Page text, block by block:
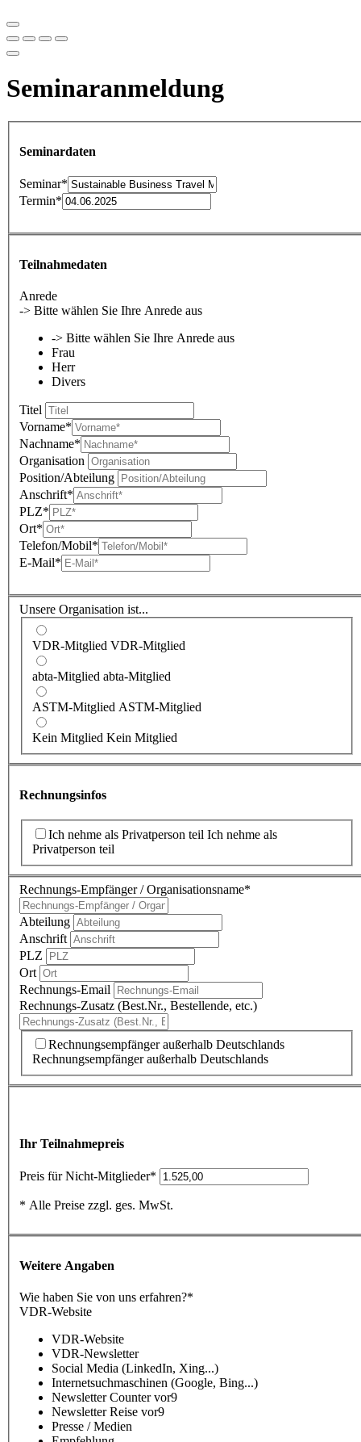
Seminaranmeldung
Seminardaten
Seminar*
Termin*
Teilnahmedaten
Anrede
-> Bitte wählen Sie Ihre Anrede aus
-> Bitte wählen Sie Ihre Anrede aus
Frau
Herr
Divers
Titel
Vorname*
Nachname*
Organisation
Position/Abteilung
Anschrift*
PLZ*
Ort*
Telefon/Mobil*
E-Mail*
Unsere Organisation ist...
VDR-Mitglied VDR-Mitglied
abta-Mitglied abta-Mitglied
ASTM-Mitglied ASTM-Mitglied
Kein Mitglied Kein Mitglied
Rechnungsinfos
Ich nehme als Privatperson teil
Privatperson teil
Rechnungs-Empfänger / Organisationsname*
Abteilung
Anschrift
PLZ
Ort
Rechnungs-Email
Rechnungs-Zusatz (Best.Nr., Bestellende, etc.)
Rechnungsempfänger außerhalb Deutschlands
Rechnungsempfänger außerhalb Deutschlands
Ihr Teilnahmepreis
Preis für Nicht-Mitglieder*
* Alle Preise zzgl. ges. MwSt.
Weitere Angaben
Wie haben Sie von uns erfahren?*
VDR-Website
VDR-Website
VDR-Newsletter
Social Media (LinkedIn, Xing...)
Internetsuchmaschinen (Google, Bing...)
Newsletter Counter vor9
Newsletter Reise vor9
Presse / Medien